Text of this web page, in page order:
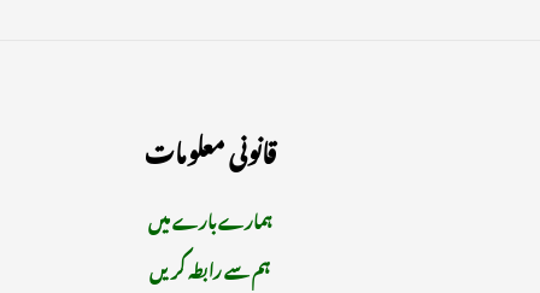
قانونی معلومات
ہمارے بارے میں
ہم سے رابطہ کریں